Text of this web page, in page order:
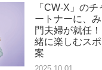
「CW-X」の
ートナーに、
門夫婦が就任
緒に楽しむス
案